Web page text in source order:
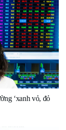
‘xanh vỏ, đỏ